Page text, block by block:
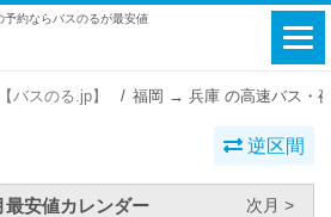
予約ならバスのるが最安値
バスのる.jp】 福岡 → 兵庫 の高速バス・
逆区間
最安値カレンダー
次月 >